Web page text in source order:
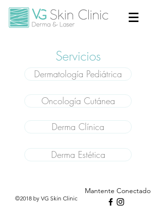
Servicios
Dermatología Pediátrica
Oncología Cutánea
Derma Clínica
Derma Estética
©2018 by VG Skin Clinic
Mantente Conectado